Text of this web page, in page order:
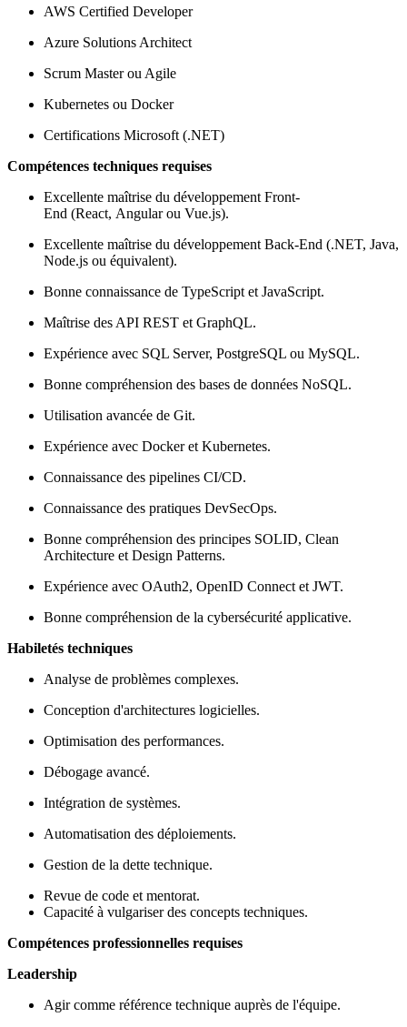
AWS Certified Developer
Azure Solutions Architect
Scrum Master ou Agile
Kubernetes ou Docker
Certifications Microsoft (.NET)
Compétences techniques requises
Excellente maîtrise du développement Front-
End (React, Angular ou Vue.js).
Excellente maîtrise du développement Back-End (.NET, Java,
Node.js ou équivalent).
Bonne connaissance de TypeScript et JavaScript.
Maîtrise des API REST et GraphQL.
Expérience avec SQL Server, PostgreSQL ou MySQL.
Bonne compréhension des bases de données NoSQL.
Utilisation avancée de Git.
Expérience avec Docker et Kubernetes.
Connaissance des pipelines CI/CD.
Connaissance des pratiques DevSecOps.
Bonne compréhension des principes SOLID, Clean
Architecture et Design Patterns.
Expérience avec OAuth2, OpenID Connect et JWT.
Bonne compréhension de la cybersécurité applicative.
Habiletés techniques
Analyse de problèmes complexes.
Conception d'architectures logicielles.
Optimisation des performances.
Débogage avancé.
Intégration de systèmes.
Automatisation des déploiements.
Gestion de la dette technique.
Revue de code et mentorat.
Capacité à vulgariser des concepts techniques.
Compétences professionnelles requises
Leadership
Agir comme référence technique auprès de l'équipe.